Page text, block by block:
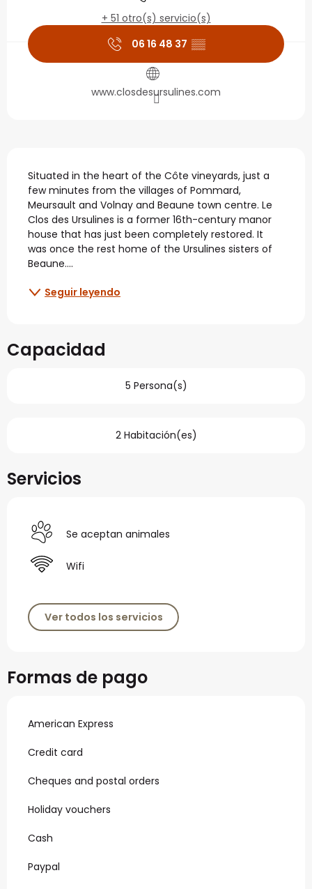
+ 51 otro(s) servicio(s)
06 16 48 37 ▒▒
www.closdesursulines.com
Descripción
Situated in the heart of the Côte vineyards, just a
few minutes from the villages of Pommard,
Meursault and Volnay and Beaune town centre. Le
Clos des Ursulines is a former 16th-century manor
house that has just been completely restored. It
was once the rest home of the Ursulines sisters of
Beaune....
Seguir leyendo
Capacidad
5 Persona(s)
2 Habitación(es)
Servicios
Se aceptan animales
Wifi
Ver todos los servicios
Formas de pago
American Express
Credit card
Cheques and postal orders
Holiday vouchers
Cash
Paypal